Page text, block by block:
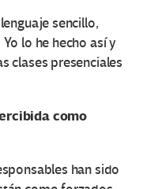
sencillo,
lo he hecho así y
clases presenciales
como
han sido